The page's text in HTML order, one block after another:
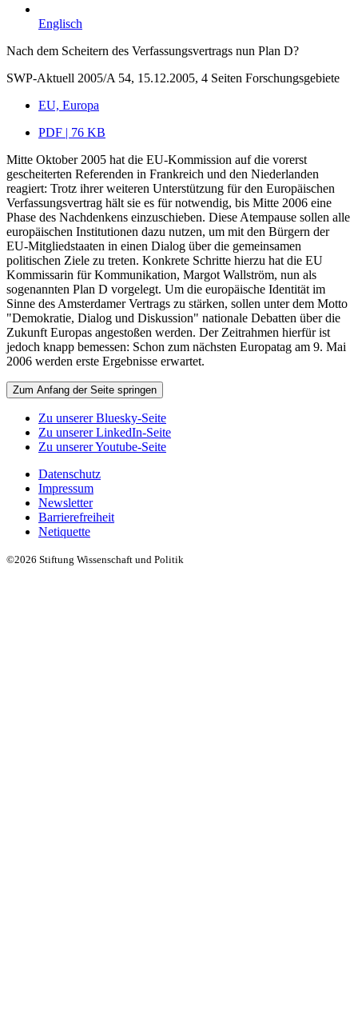
Englisch
Nach dem Scheitern des Verfassungsvertrags nun Plan D?
SWP-Aktuell 2005/A 54, 15.12.2005, 4 Seiten Forschungsgebiete
EU, Europa
PDF | 76 KB
Mitte Oktober 2005 hat die EU-Kommission auf die vorerst
gescheiterten Referenden in Frankreich und den Niederlanden
reagiert: Trotz ihrer weiteren Unterstützung für den Europäischen
Verfassungsvertrag hält sie es für notwendig, bis Mitte 2006 eine
Phase des Nachdenkens einzuschieben. Diese Atempause sollen alle
europäischen Institutionen dazu nutzen, um mit den Bürgern der
EU-Mitgliedstaaten in einen Dialog über die gemeinsamen
politischen Ziele zu treten. Konkrete Schritte hierzu hat die EU
Kommissarin für Kommunikation, Margot Wallström, nun als
sogenannten Plan D vorgelegt. Um die europäische Identität im
Sinne des Amsterdamer Vertrags zu stärken, sollen unter dem Motto
"Demokratie, Dialog und Diskussion" nationale Debatten über die
Zukunft Europas angestoßen werden. Der Zeitrahmen hierfür ist
jedoch knapp bemessen: Schon zum nächsten Europatag am 9. Mai
2006 werden erste Ergebnisse erwartet.
Zum Anfang der Seite springen
Zu unserer Bluesky-Seite
Zu unserer LinkedIn-Seite
Zu unserer Youtube-Seite
Datenschutz
Impressum
Newsletter
Barrierefreiheit
Netiquette
©2026 Stiftung Wissenschaft und Politik